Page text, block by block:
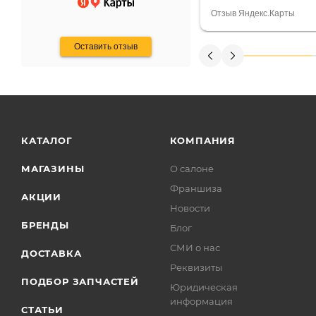
Оставить отзыв
Считаю, что это
Отзыв Яндекс.Карты
КАТАЛОГ
МАГАЗИНЫ
АКЦИИ
БРЕНДЫ
ДОСТАВКА
ПОДБОР ЗАПЧАСТЕЙ
СТАТЬИ
КОМПАНИЯ
О салоне
Франшиза
Новости
Блог
СМИ о нас
Реквизиты
Юридическая
информация